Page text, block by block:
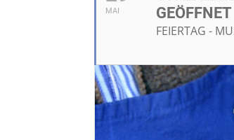
MAI
EÖFFNET
FEIERTAG -